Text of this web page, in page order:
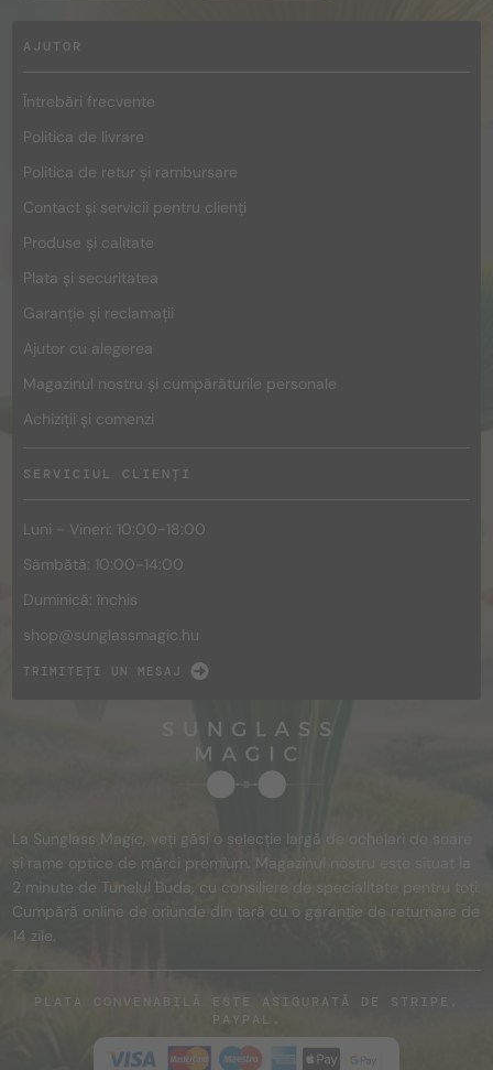
AJUTOR
Întrebări frecvente
Politica de livrare
Politica de retur și rambursare
Contact și servicii pentru clienți
Produse și calitate
Plata și securitatea
Garanție și reclamații
Ajutor cu alegerea
Magazinul nostru și cumpărăturile personale
Achiziții și comenzi
SERVICIUL CLIENȚI
Luni - Vineri: 10:00-18:00
Sâmbătă: 10:00-14:00
Duminică: închis
shop@sunglassmagic.hu
TRIMITEȚI UN MESAJ
La Sunglass Magic, veți găsi o selecție largă de ochelari de soare
și rame optice de mărci premium. Magazinul nostru este situat la
2 minute de Tunelul Buda, cu consiliere de specialitate pentru toți.
Cumpără online de oriunde din țară cu o garanție de returnare de
14 zile.
PLATA CONVENABILĂ ESTE ASIGURATĂ DE STRIPE,
PAYPAL.